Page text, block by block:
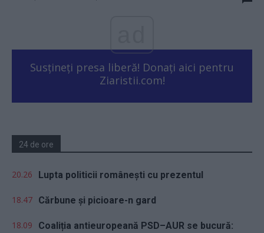
Susțineți presa liberă! Donați aici pentru
Ziaristii.com!
24 de ore
20.26 Lupta politicii românești cu prezentul
18.47 Cărbune și picioare-n gard
18.09
Coaliția antieuropeană PSD–AUR se bucură: